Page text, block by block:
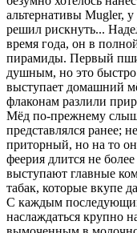
альтернативы Mugler,
решил рискнуть...
время года, он в
пирамиды. Первый
душным, но это быстро
выступает домашний
флаконам разлили
Мёд по-прежнему
представлялся ранее;
приторный, но на то
феерия длится не
выступают главные
табак, которые вкупе
С каждым
наслаждаться крупно